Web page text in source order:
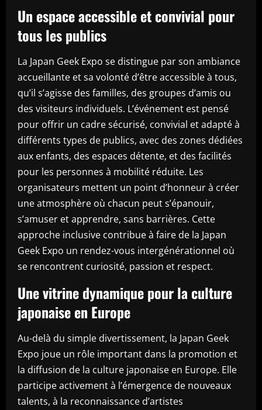
Un espace accessible et convivial pour
tous les publics
La Japan Geek Expo se distingue par son ambiance
accueillante et sa volonté d’être accessible à tous,
qu’il s’agisse des familles, des groupes d’amis ou
des visiteurs individuels. L’événement est pensé
pour offrir un cadre sécurisé, convivial et adapté à
différents types de publics, avec des zones dédiées
aux enfants, des espaces détente, et des facilités
pour les personnes à mobilité réduite. Les
organisateurs mettent un point d’honneur à créer
une atmosphère où chacun peut s’épanouir,
s’amuser et apprendre, sans barrières. Cette
approche inclusive contribue à faire de la Japan
Geek Expo un rendez-vous intergénérationnel où
se rencontrent curiosité, passion et respect.
Une vitrine dynamique pour la culture
japonaise en Europe
Au-delà du simple divertissement, la Japan Geek
Expo joue un rôle important dans la promotion et
la diffusion de la culture japonaise en Europe. Elle
participe activement à l’émergence de nouveaux
talents, à la reconnaissance d’artistes